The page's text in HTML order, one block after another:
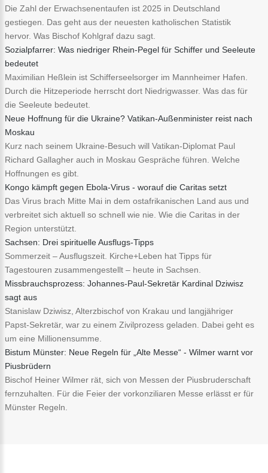
Die Zahl der Erwachsenentaufen ist 2025 in Deutschland
gestiegen. Das geht aus der neuesten katholischen Statistik
hervor. Was Bischof Kohlgraf dazu sagt.
Sozialpfarrer: Was niedriger Rhein-Pegel für Schiffer und Seeleute
bedeutet
Maximilian Heßlein ist Schifferseelsorger im Mannheimer Hafen.
Durch die Hitzeperiode herrscht dort Niedrigwasser. Was das für
die Seeleute bedeutet.
Neue Hoffnung für die Ukraine? Vatikan-Außenminister reist nach
Moskau
Kurz nach seinem Ukraine-Besuch will Vatikan-Diplomat Paul
Richard Gallagher auch in Moskau Gespräche führen. Welche
Hoffnungen es gibt.
Kongo kämpft gegen Ebola-Virus - worauf die Caritas setzt
Das Virus brach Mitte Mai in dem ostafrikanischen Land aus und
verbreitet sich aktuell so schnell wie nie. Wie die Caritas in der
Region unterstützt.
Sachsen: Drei spirituelle Ausflugs-Tipps
Sommerzeit – Ausflugszeit. Kirche+Leben hat Tipps für
Tagestouren zusammengestellt – heute in Sachsen.
Missbrauchsprozess: Johannes-Paul-Sekretär Kardinal Dziwisz
sagt aus
Stanislaw Dziwisz, Alterzbischof von Krakau und langjähriger
Papst-Sekretär, war zu einem Zivilprozess geladen. Dabei geht es
um eine Millionensumme.
Bistum Münster: Neue Regeln für „Alte Messe“ - Wilmer warnt vor
Piusbrüdern
Bischof Heiner Wilmer rät, sich von Messen der Piusbruderschaft
fernzuhalten. Für die Feier der vorkonziliaren Messe erlässt er für
Münster Regeln.